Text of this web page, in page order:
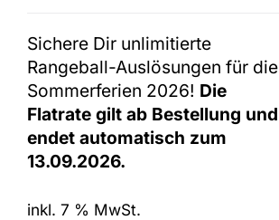
Sichere Dir unlimitierte
Rangeball-Auslösungen für die
Sommerferien 2026! Die
Flatrate gilt ab Bestellung und
endet automatisch zum
13.09.2026.
inkl. 7 % MwSt.